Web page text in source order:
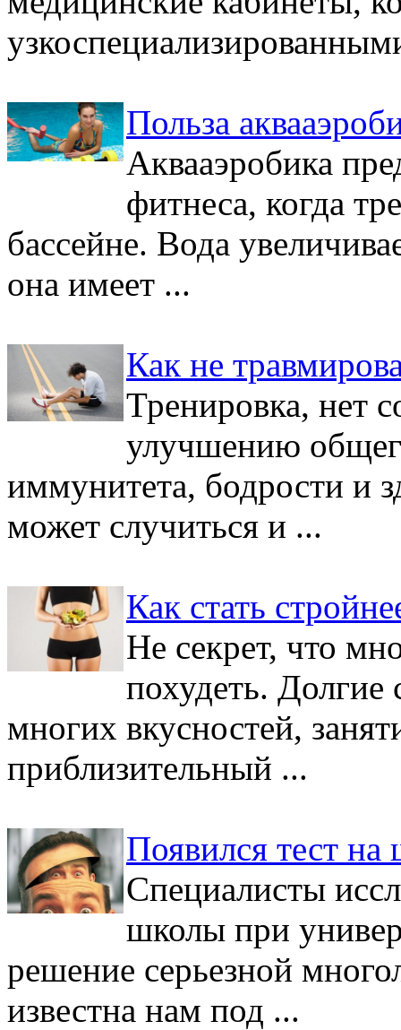
Польза
Аквааэробика
фитнеса, когда
бассейне. Вода
она имеет ...
Как не
Тренировка, нет
улучшению
иммунитета, бодрости и
может случиться и ...
Как стать
Не секрет, что
похудеть. Долгие
многих вкусностей,
приблизительный ...
Появился тест
Специалисты
школы при
решение серьезной
известна нам под ...